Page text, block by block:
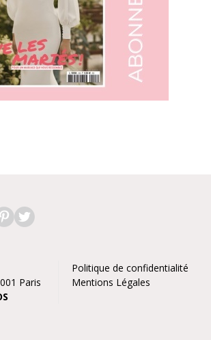
halles 75001 Paris
Politique de confidentialité
Mentions Légales